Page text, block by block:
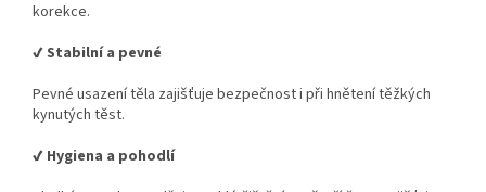
korekce.
✔ Stabilní a pevné
Pevné usazení těla zajišťuje bezpečnost i při hnětení těžkých
kynutých těst.
✔ Hygiena a pohodlí